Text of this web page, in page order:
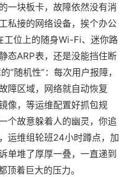
一块板卡，故障依然没有消
私接的网络设备，挨个办公
工位上的随身Wi-Fi、迷你路
态ARP表，还是没能挡住断
“随机性”：每次用户报障，
障区域，网络就自动恢复
像，等运维配置好抓包规
个故意躲着人的幽灵，你追
运维组轮班24小时蹲点，加
单堆了厚厚一叠，一直递到
顶着巨大的压力。